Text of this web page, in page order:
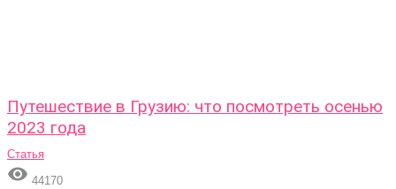
Путешествие в Грузию: что посмотреть осенью
2023 года
Статья
 44170